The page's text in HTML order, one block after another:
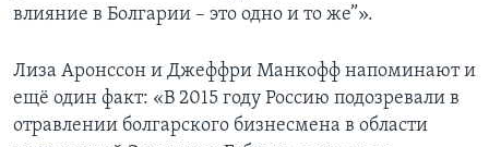
влияние в Болгарии – это одно и то же”».
Лиза Аронссон и Джеффри Манкофф напоминают и
ещё один факт: «В 2015 году Россию подозревали в
отравлении болгарского бизнесмена в области